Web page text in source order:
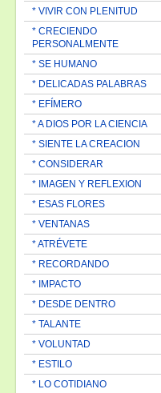
* VIVIR CON PLENITUD
* CRECIENDO
PERSONALMENTE
* SE HUMANO
* DELICADAS PALABRAS
* EFÍMERO
* A DIOS POR LA CIENCIA
* SIENTE LA CREACION
* CONSIDERAR
* IMAGEN Y REFLEXION
* ESAS FLORES
* VENTANAS
* ATRÉVETE
* RECORDANDO
* IMPACTO
* DESDE DENTRO
* TALANTE
* VOLUNTAD
* ESTILO
* LO COTIDIANO